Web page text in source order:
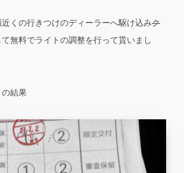
くの行きつけのディーラーへ駆け込みク
無料でライトの調整を行って貰いまし
結果